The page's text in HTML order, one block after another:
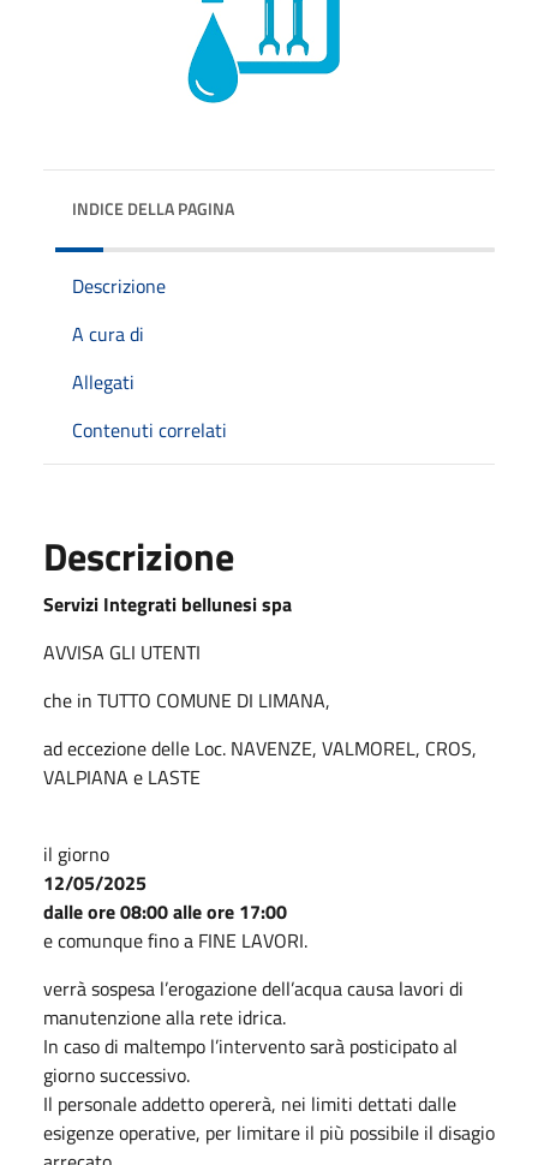
INDICE DELLA PAGINA
Descrizione
A cura di
Allegati
Contenuti correlati
Descrizione
Servizi Integrati bellunesi spa
AVVISA GLI UTENTI
che in TUTTO COMUNE DI LIMANA,
ad eccezione delle Loc. NAVENZE, VALMOREL, CROS,
VALPIANA e LASTE
il giorno
12/05/2025
dalle ore 08:00 alle ore 17:00
e comunque fino a FINE LAVORI.
verrà sospesa l’erogazione dell’acqua causa lavori di
manutenzione alla rete idrica.
In caso di maltempo l’intervento sarà posticipato al
giorno successivo.
Il personale addetto opererà, nei limiti dettati dalle
esigenze operative, per limitare il più possibile il disagio